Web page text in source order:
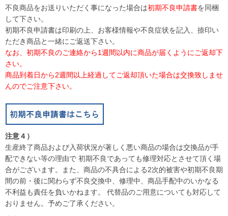
不良商品をお送りいただく事になった場合は初期不良申請書を同梱
して下さい。
初期不良申請書は印刷の上、お客様情報や不良症状を記入、捺印い
ただき商品と一緒にご返送下さい。
なお、初期不良のご連絡から1週間以内に商品が届くようにご返却下
さい。
商品到着日から2週間以上経過してご返却頂いた場合は交換致しませ
んのでご注意下さい。
注意４）
生産終了商品および入荷状況が著しく悪い商品の場合は交換品が手
配できない等の理由で 初期不良であっても修理対応とさせて頂く場
合がございます。また、商品の不具合による2次的被害や初期不良期
間の前・後に関わらず不良交換中、修理中、商品手配中のいかなる
不利益も責任を負いかねます。 代替品のご用意についても対応して
おりません。予めご了承ください。